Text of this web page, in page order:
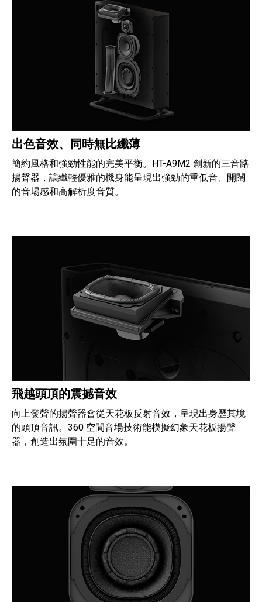
出色音效、同時無比纖薄
簡約風格和強勁性能的完美平衡。HT-A9M2 創新的三音路
揚聲器，讓纖輕優雅的機身能呈現出強勁的重低音、開闊
的音場感和高解析度音質。
飛越頭頂的震撼音效
向上發聲的揚聲器會從天花板反射音效，呈現出身歷其境
的頭頂音訊。360 空間音場技術能模擬幻象天花板揚聲
器，創造出氛圍十足的音效。